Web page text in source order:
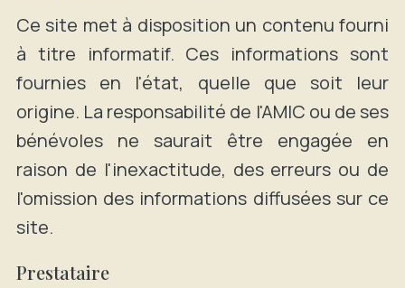
Ce site met à disposition un contenu fourni
à titre informatif. Ces informations sont
fournies en l'état, quelle que soit leur
origine. La responsabilité de l'AMIC ou de ses
bénévoles ne saurait être engagée en
raison de l'inexactitude, des erreurs ou de
l'omission des informations diffusées sur ce
site.
Prestataire